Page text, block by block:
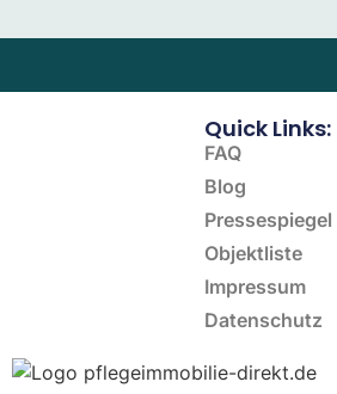
Quick Links:
FAQ
Blog
Pressespiegel
Objektliste
Impressum
Datenschutz